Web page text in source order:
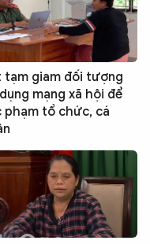
tạm giam đối tượng
mạng xã hội để
phạm tổ chức, cá